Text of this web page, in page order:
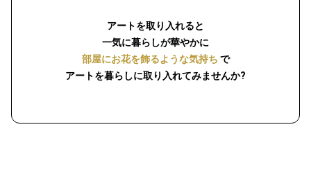
アートを取り入れると
一気に暮らしが華やかに
部屋にお花を飾るような気持ち で
アートを暮らしに取り入れてみませんか?